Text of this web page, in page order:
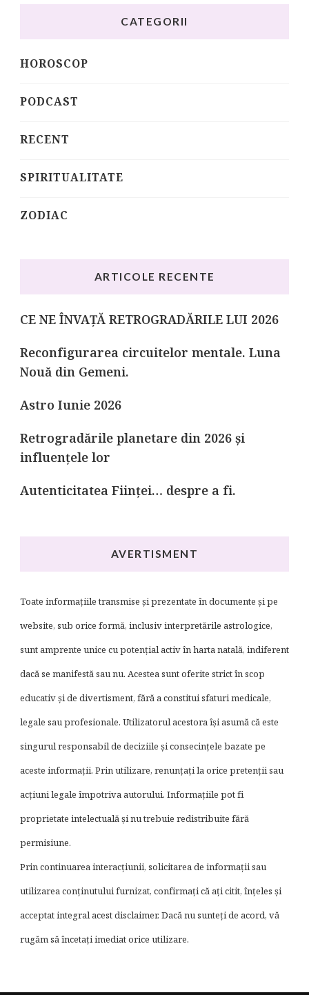
CATEGORII
HOROSCOP
PODCAST
RECENT
SPIRITUALITATE
ZODIAC
ARTICOLE RECENTE
CE NE ÎNVAȚĂ RETROGRADĂRILE LUI 2026
Reconfigurarea circuitelor mentale. Luna
Nouă din Gemeni.
Astro Iunie 2026
Retrogradările planetare din 2026 și
influențele lor
Autenticitatea Ființei… despre a fi.
AVERTISMENT
Toate informațiile transmise și prezentate în documente și pe
website, sub orice formă, inclusiv interpretările astrologice,
sunt amprente unice cu potențial activ în harta natală, indiferent
dacă se manifestă sau nu. Acestea sunt oferite strict în scop
educativ și de divertisment, fără a constitui sfaturi medicale,
legale sau profesionale. Utilizatorul acestora își asumă că este
singurul responsabil de deciziile și consecințele bazate pe
aceste informații. Prin utilizare, renunțați la orice pretenții sau
acțiuni legale împotriva autorului. Informațiile pot fi
proprietate intelectuală și nu trebuie redistribuite fără
permisiune.
Prin continuarea interacțiunii, solicitarea de informații sau
utilizarea conținutului furnizat, confirmați că ați citit, înțeles și
acceptat integral acest disclaimer. Dacă nu sunteți de acord, vă
rugăm să încetați imediat orice utilizare.